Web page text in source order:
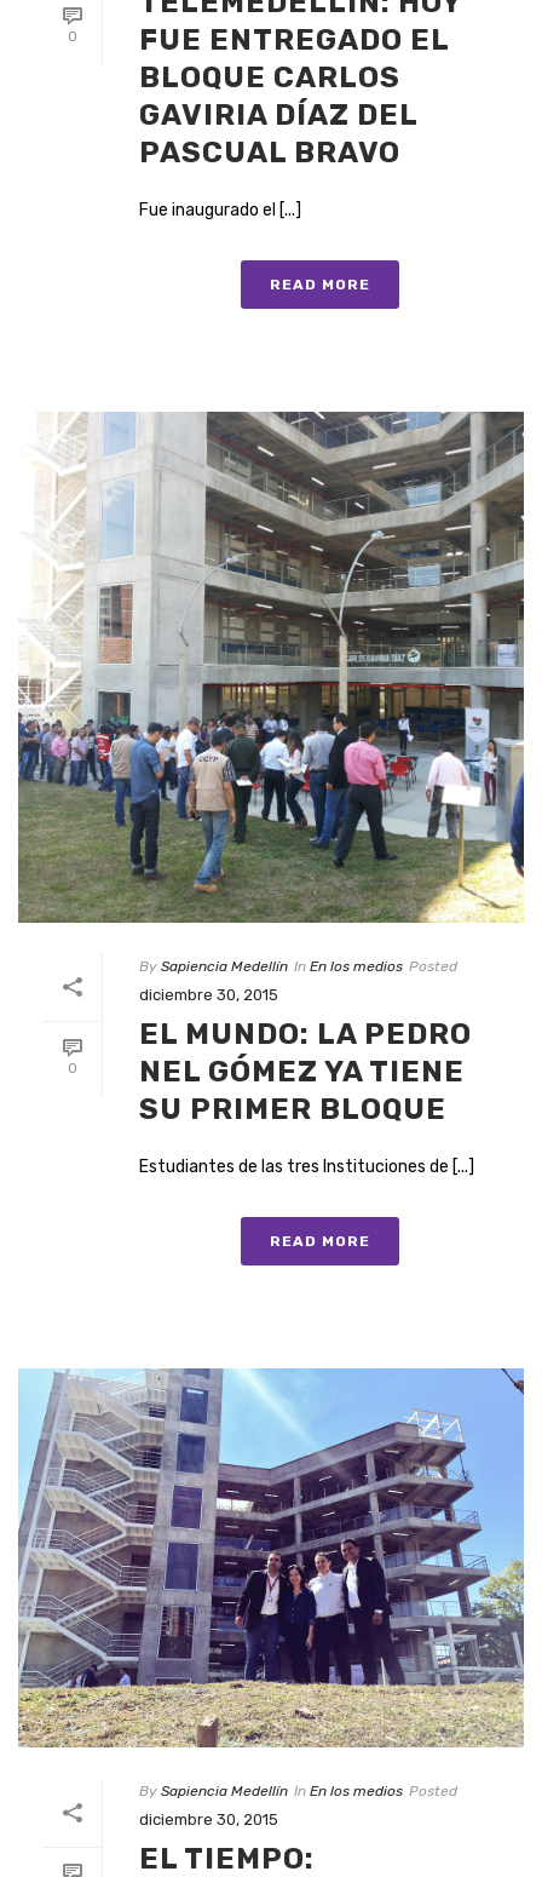
0
FUE ENTREGADO EL
BLOQUE CARLOS
GAVIRIA DÍAZ DEL
PASCUAL BRAVO
Fue inaugurado el [...]
READ MORE
0
By Sapiencia Medellín In En los medios Posted
diciembre 30, 2015
EL MUNDO: LA PEDRO
NEL GÓMEZ YA TIENE
SU PRIMER BLOQUE
Estudiantes de las tres Instituciones de [...]
READ MORE
By Sapiencia Medellín In En los medios Posted
diciembre 30, 2015
EL TIEMPO: